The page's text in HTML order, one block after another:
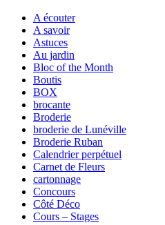
A écouter
A savoir
Astuces
Au jardin
Bloc of the Month
Boutis
BOX
brocante
Broderie
broderie de Lunéville
Broderie Ruban
Calendrier perpétuel
Carnet de Fleurs
cartonnage
Concours
Côté Déco
Cours – Stages